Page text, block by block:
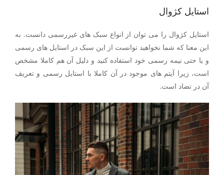
استایل کژوال
استایل کژوال را می توان از انواع سبک های غیررسمی دانست. به
این معنا که شما نخواهید توانست از این سبک در استایل های رسمی
و یا حتی نیمه رسمی خود استفاده کنید و دلیل آن هم کاملا مشخص
است، زیرا آیتم های موجود در آن کاملا با استایل رسمی و تعریف
آن در تضاد است.